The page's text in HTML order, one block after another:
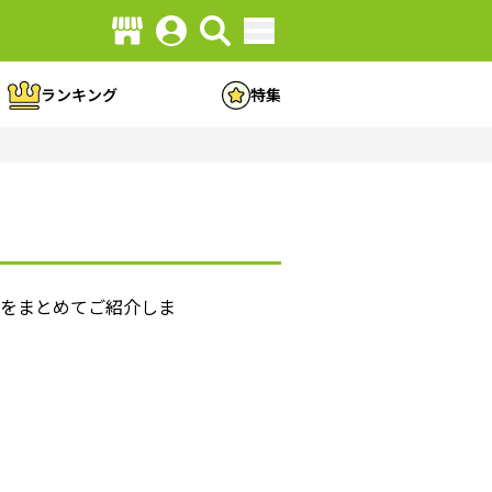
ランキング 特集
まとめてご紹介しま